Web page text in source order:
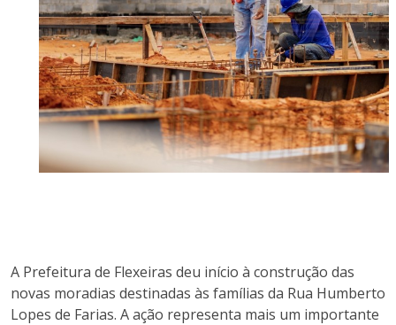
A Prefeitura de Flexeiras deu início à construção das
novas moradias destinadas às famílias da Rua Humberto
Lopes de Farias. A ação representa mais um importante